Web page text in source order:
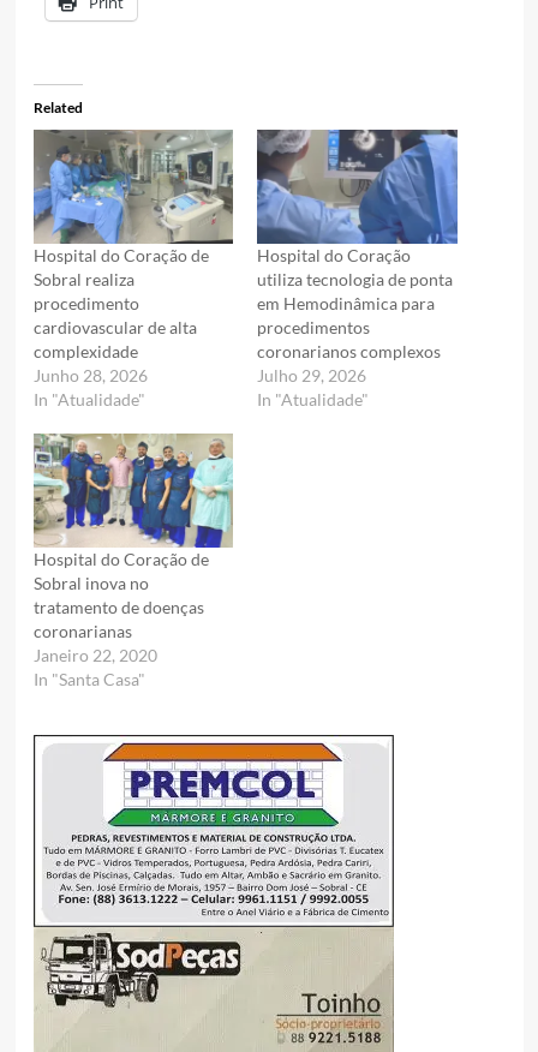
Related
Hospital do Coração de
Sobral realiza
procedimento
cardiovascular de alta
complexidade
Junho 28, 2026
In "Atualidade"
Hospital do Coração
utiliza tecnologia de ponta
em Hemodinâmica para
procedimentos
coronarianos complexos
Julho 29, 2026
In "Atualidade"
Hospital do Coração de
Sobral inova no
tratamento de doenças
coronarianas
Janeiro 22, 2020
In "Santa Casa"